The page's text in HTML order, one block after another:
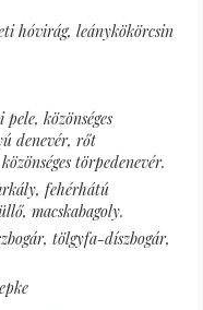
hóvirág, leánykökörcsin
közönséges
denevér, rőt
törpedenevér.
fehérhátú
macskabagoly.
tölgyfa-díszbogár,